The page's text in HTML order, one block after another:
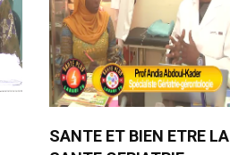
SANTE ET BIEN ETRE LA